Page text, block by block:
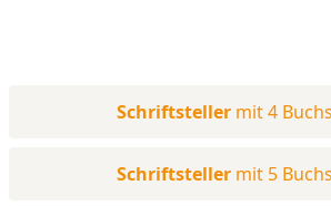
Schriftsteller mit 4
Schriftsteller mit 5